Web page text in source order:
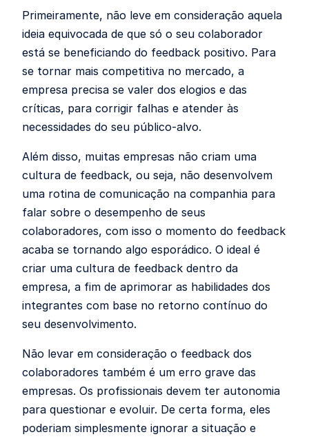
Primeiramente, não leve em consideração aquela
ideia equivocada de que só o seu colaborador
está se beneficiando do feedback positivo. Para
se tornar mais competitiva no mercado, a
empresa precisa se valer dos elogios e das
críticas, para corrigir falhas e atender às
necessidades do seu público-alvo.
Além disso, muitas empresas não criam uma
cultura de feedback, ou seja, não desenvolvem
uma rotina de comunicação na companhia para
falar sobre o desempenho de seus
colaboradores, com isso o momento do feedback
acaba se tornando algo esporádico. O ideal é
criar uma cultura de feedback dentro da
empresa, a fim de aprimorar as habilidades dos
integrantes com base no retorno contínuo do
seu desenvolvimento.
Não levar em consideração o feedback dos
colaboradores também é um erro grave das
empresas. Os profissionais devem ter autonomia
para questionar e evoluir. De certa forma, eles
poderiam simplesmente ignorar a situação e